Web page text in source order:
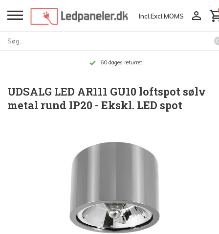
Incl. Excl. MOMS
60 dages returret
UDSALG LED AR111 GU10 loftspot sølv
metal rund IP20 - Ekskl. LED spot